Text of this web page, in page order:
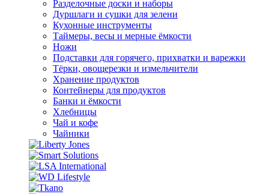
Разделочные доски и наборы
Дуршлаги и сушки для зелени
Кухонные инструменты
Таймеры, весы и мерные ёмкости
Ножи
Подставки для горячего, прихватки и варежки
Тёрки, овощерезки и измельчители
Хранение продуктов
Контейнеры для продуктов
Банки и ёмкости
Хлебницы
Чай и кофе
Чайники